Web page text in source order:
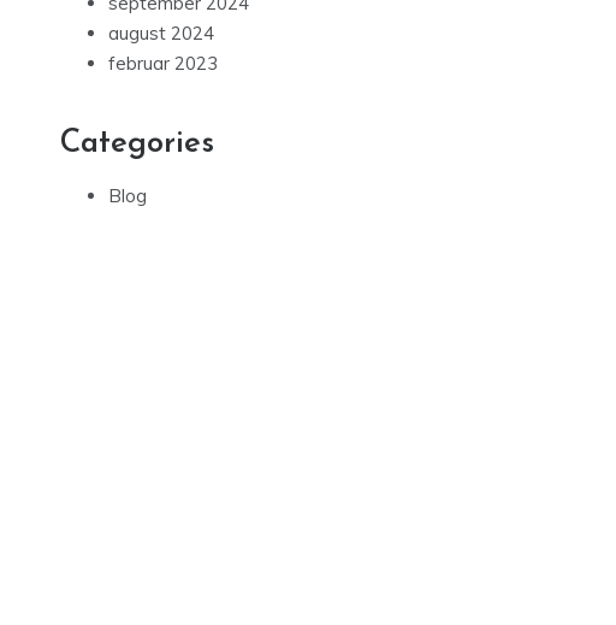
august 2024
februar 2023
Categories
Blog